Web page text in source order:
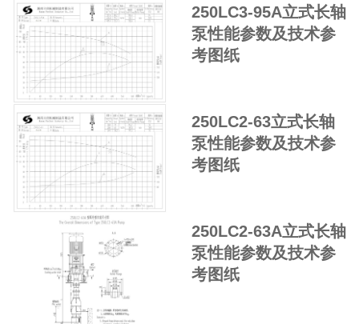
250LC3-95A立式长轴
泵性能参数及技术参
考图纸
250LC2-63立式长轴
泵性能参数及技术参
考图纸
250LC2-63A立式长轴
泵性能参数及技术参
考图纸